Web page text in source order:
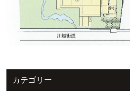
カテゴリー